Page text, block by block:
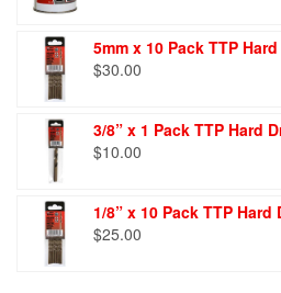
5mm x 10 Pack TTP
$30.00
3/8” x 1 Pack TTP Hard
$10.00
1/8” x 10 Pack TTP
$25.00